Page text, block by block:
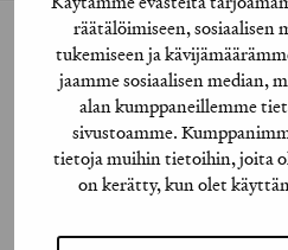
räätälöimiseen, sosiaalisen
tukemiseen ja
jaamme sosiaalisen median,
alan kumppaneillemme
sivustoamme.
tietoja muihin tietoihin, joita
on kerätty, kun olet
LINKEDIN
VIMEO